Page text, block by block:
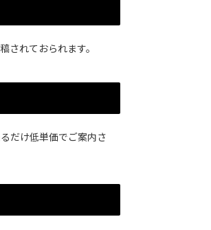
れておられます。
だけ低単価でご案内さ